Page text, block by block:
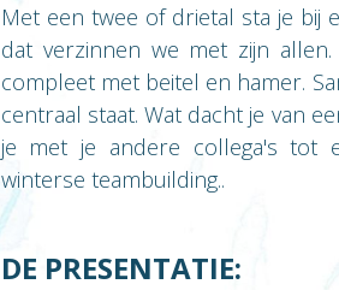
Met een twee of drietal sta je bij
dat verzinnen we met zijn
compleet met beitel en hamer.
centraal staat. Wat dacht je van
je met je andere collega's tot
winterse teambuilding..
DE PRESENTATIE: